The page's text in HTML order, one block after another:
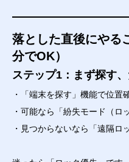
落とした直後にやる
分でOK）
ステップ1：まず探す
・「端末を探す」機能で位置
・可能なら「紛失モード（ロ
・見つからないなら「遠隔ロ